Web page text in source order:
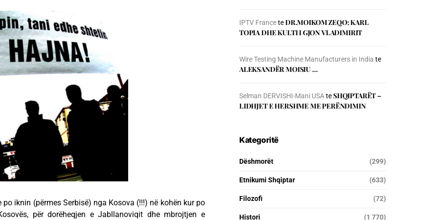
iknin (përmes Serbisë) nga Kosova (!!!) në kohën kur po
për dorëheqjen e Jabllanoviqit dhe mbrojtjen e
IPTV FranceteDR.MOIKOM ZEQO: KARL
TOPIA DHE KULTI I GJON VLADIMIRIT
Wire Testing Machine Manufacturers in India te
ALEKSANDËR MOISIU …
Selman DERVISHI-Mani USAteSHQIPTARËT –
LIDHJET E HERSHME ME PERËNDIMIN
Kategoritë
Dëshmorët (299)
Etnikumi Shqiptar (633)
Filozofi (72)
Histori (1 770)